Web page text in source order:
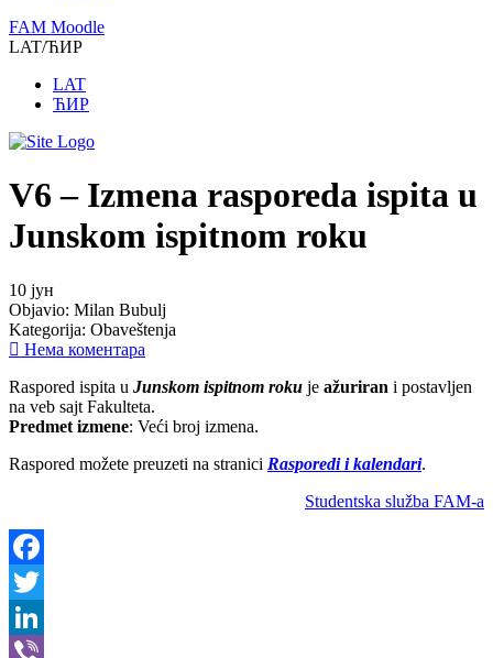
FAM Moodle
LAT/ЋИР
LAT
ЋИР
V6 – Izmena rasporeda ispita u
Junskom ispitnom roku
10 јун
Objavio: Milan Bubulj
Kategorija: Obaveštenja
Нема коментара
Raspored ispita u Junskom ispitnom roku je ažuriran i postavljen
na veb sajt Fakulteta.
Predmet izmene: Veći broj izmena.
Raspored možete preuzeti na stranici Rasporedi i kalendari.
Studentska služba FAM-a
Facebook
Twitter
LinkedIn